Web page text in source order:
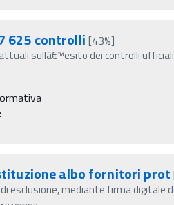
625 controlli [43%]
sullâ€™esito dei controlli
:
albo fornitori prot
esclusione, mediante firma